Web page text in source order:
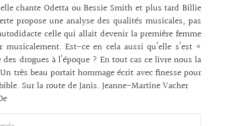
chante Odetta ou Bessie Smith et plus tard Billie
propose une analyse des qualités musicales, pas
celle qui allait devenir la première femme
Est-ce en cela aussi qu’elle s’est «
drogues à l’époque ? En tout cas ce livre nous la
très beau portait hommage écrit avec finesse pour
Sur la route de Janis. Jeanne-Martine Vacher